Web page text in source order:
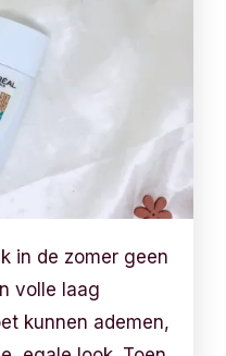
in de zomer geen
volle laag
kunnen ademen,